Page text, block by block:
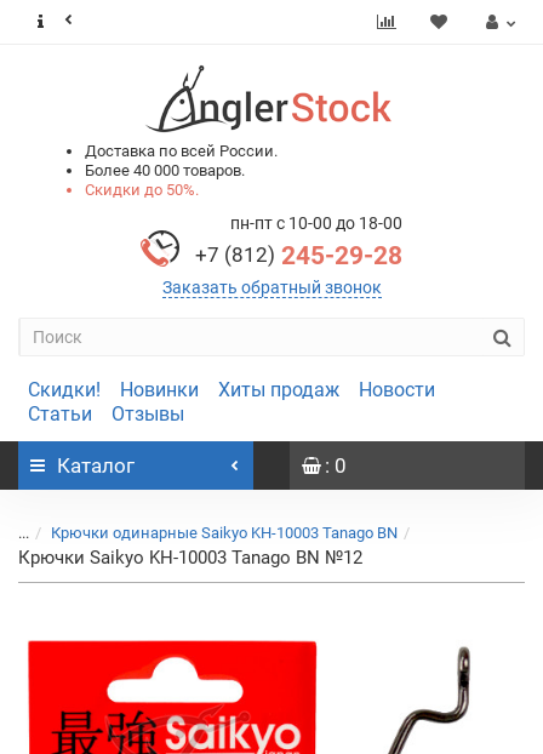
Доставка по всей России.
Более 40 000 товаров.
Скидки до 50%.
пн-пт с 10-00 до 18-00
+7 (812) 245-29-28
Заказать обратный звонок
Скидки! Новинки Хиты продаж
Новости
Статьи
Отзывы
Каталог : 0
... Крючки одинарные Saikyo KH-10003 Tanago BN
Крючки Saikyo KH-10003 Tanago BN №12